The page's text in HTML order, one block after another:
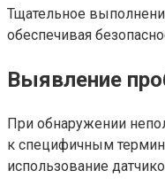
Тщательное
обеспечивая
Выявление
При обнаружении
к специфичным
использование